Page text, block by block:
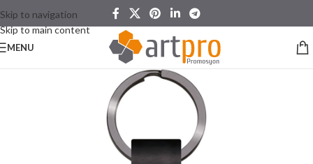
Skip to navigation
Skip to main content
MENU